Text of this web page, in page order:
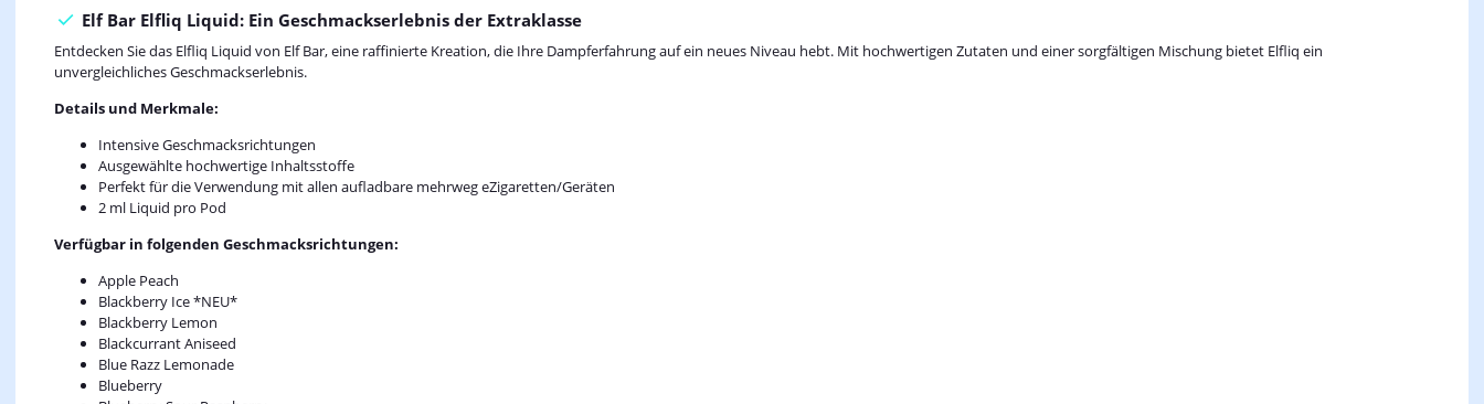
Elf Bar Elfliq Liquid: Ein Geschmackserlebnis der Extraklasse
Entdecken Sie das Elfliq Liquid von Elf Bar, eine raffinierte Kreation, die Ihre Dampferfahrung auf ein neues Niveau hebt. Mit hochwertigen Zutaten und einer sorgfältigen Mischung bietet Elfliq ein
unvergleichliches Geschmackserlebnis.
Details und Merkmale:
Intensive Geschmacksrichtungen
Ausgewählte hochwertige Inhaltsstoffe
Perfekt für die Verwendung mit allen aufladbare mehrweg eZigaretten/Geräten
2 ml Liquid pro Pod
Verfügbar in folgenden Geschmacksrichtungen:
Apple Peach
Blackberry Ice *NEU*
Blackberry Lemon
Blackcurrant Aniseed
Blue Razz Lemonade
Blueberry